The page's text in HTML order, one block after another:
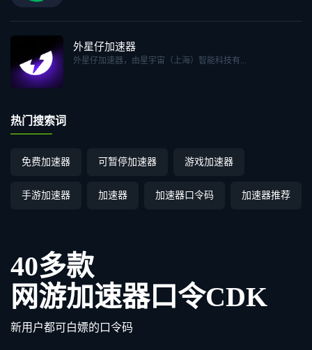
外星仔加速器
外星仔加速器，由星宇宙（上海）智能科技有...
热门搜索词
免费加速器 可暂停加速器 游戏加速器
手游加速器 加速器 加速器口令码 加速器推荐
40多款
网游加速器口令CDK
新用户都可白嫖的口令码